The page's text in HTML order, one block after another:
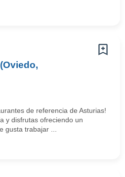
de referencia de Asturias!
y disfrutas ofreciendo un
gusta trabajar ...